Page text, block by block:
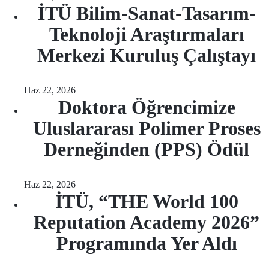
İTÜ Bilim-Sanat-Tasarım-
Teknoloji Araştırmaları
Merkezi Kuruluş Çalıştayı
Haz 22, 2026
Doktora Öğrencimize
Uluslararası Polimer Proses
Derneğinden (PPS) Ödül
Haz 22, 2026
İTÜ, “THE World 100
Reputation Academy 2026”
Programında Yer Aldı